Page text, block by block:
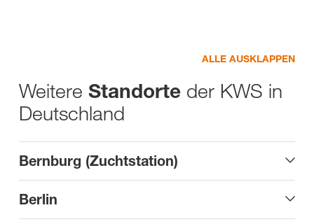
ALLE AUSKLAPPEN
Weitere Standorte der KWS in
Deutschland
Bernburg (Zuchtstation)
Berlin